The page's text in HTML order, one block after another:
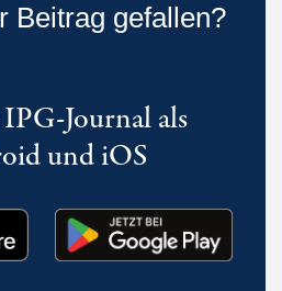
Beitrag gefallen?
Journal als
und iOS